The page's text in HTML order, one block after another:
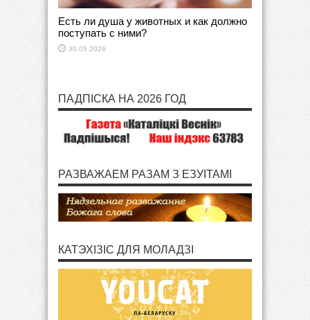
Есть ли душа у животных и как должно
поступать с ними?
30.05.2026
ПАДПІСКА НА 2026 ГОД
РАЗВАЖАЕМ РАЗАМ З ЕЗУІТАМІ
КАТЭХІЗІС ДЛЯ МОЛАДЗІ